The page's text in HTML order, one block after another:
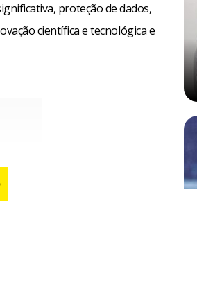
proteção de dados,
científica e tecnológica e